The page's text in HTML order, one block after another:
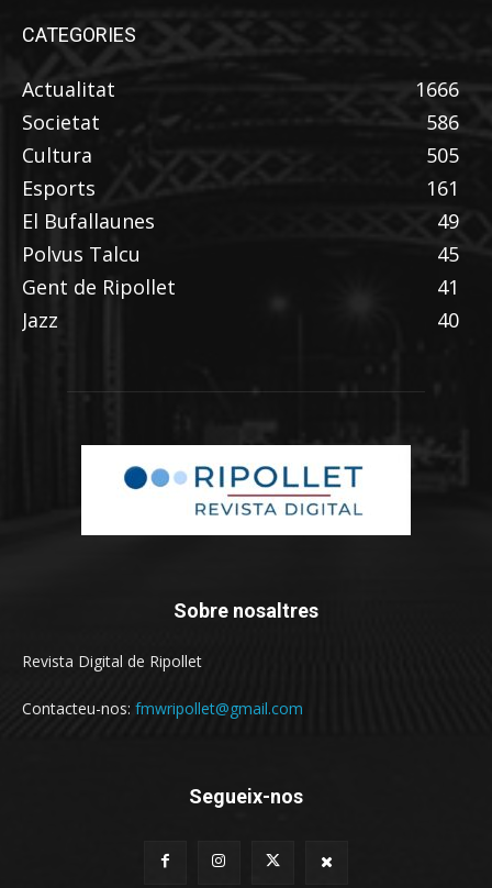
CATEGORIES
Actualitat
1666
Societat
586
Cultura
505
Esports
161
El Bufallaunes
49
Polvus Talcu
45
Gent de Ripollet
41
Jazz
40
Sobre nosaltres
Revista Digital de Ripollet
Contacteu-nos: fmwripollet@gmail.com
Segueix-nos